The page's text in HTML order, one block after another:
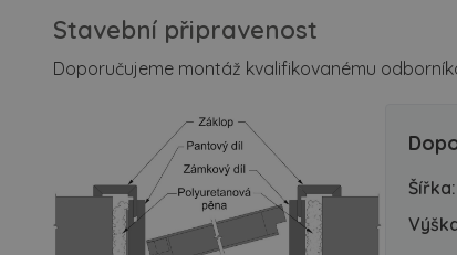
Stavební připravenost
Doporučujeme montáž kvalifikovanému
Šířka: